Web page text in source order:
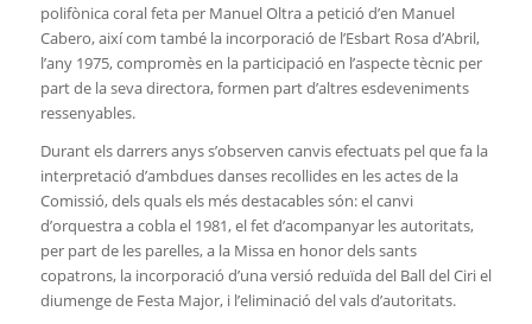
polifònica coral feta per Manuel Oltra a petició d’en Manuel
Cabero, així com també la incorporació de l’Esbart Rosa d’Abril,
l’any 1975, compromès en la participació en l’aspecte tècnic per
part de la seva directora, formen part d’altres esdeveniments
ressenyables.
Durant els darrers anys s’observen canvis efectuats pel que fa la
interpretació d’ambdues danses recollides en les actes de la
Comissió, dels quals els més destacables són: el canvi
d’orquestra a cobla el 1981, el fet d’acompanyar les autoritats,
per part de les parelles, a la Missa en honor dels sants
copatrons, la incorporació d’una versió reduïda del Ball del Ciri el
diumenge de Festa Major, i l’eliminació del vals d’autoritats.